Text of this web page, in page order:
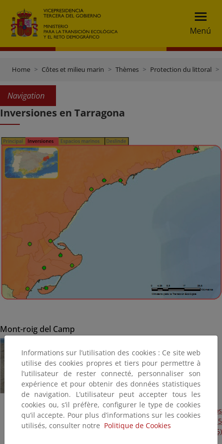
Menú
Home Côtes et milieu marin Thèmes Protection du littoral
Navigation
Inversiones en Tarragona
Mont-roig del Camp
Obras de emergencia para reparación de los daños
ocasionados por los temporales de enero y febrero de 2015
en varios cordones dunares y playas (Plan Litoral 2015)
Informations sur l’utilisation des cookies : Ce site web
utilise des cookies propres et tiers pour permettre à
l’utilisateur de rester connecté, personnaliser son
expérience et pour obtenir des données statistiques
de navigation. L’utilisateur peut accepter tous les
cookies ou, s’il préfère, configurer le type de cookies
qu’il accepte. Pour plus d’informations sur les cookies
utilisés, consulter notre Politique de Cookies